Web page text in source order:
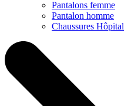
Pantalons femme
Pantalon homme
Chaussures Hôpital